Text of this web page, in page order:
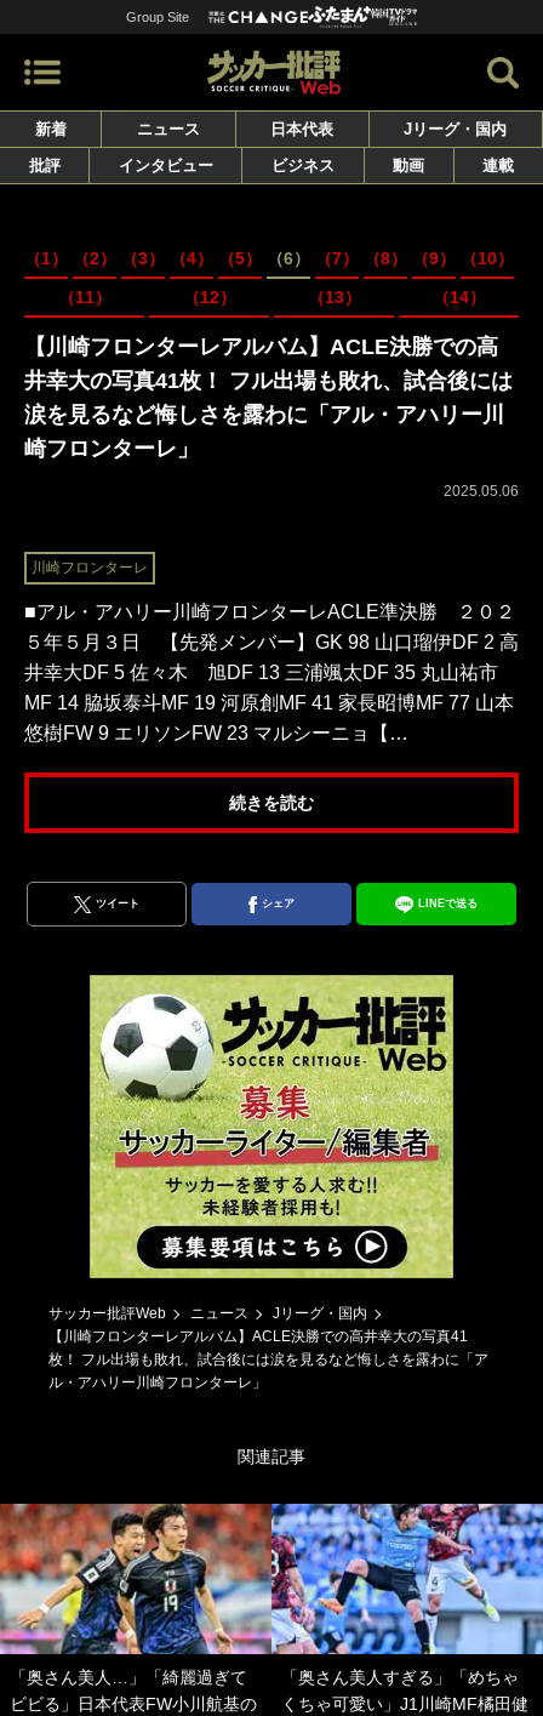
Group Site
新着 ニュース 日本代表
Jリーグ・国内
批評
インタビュー ビジネス 動画 連載
（1） （2） （3） （4） （5） （6） （7） （8） （9）
（10）
（11）
（12） （13） （14）
【川崎フロンターレアルバム】ACLE決勝での高
井幸大の写真41枚！ フル出場も敗れ、試合後には
涙を見るなど悔しさを露わに「アル・アハリー川
崎フロンターレ」
2025.05.06
川崎フロンターレ
■アル・アハリー川崎フロンターレACLE準決勝 ２０２
５年５月３日 【先発メンバー】GK 98 山口瑠伊DF 2 高
井幸大DF 5 佐々木 旭DF 13 三浦颯太DF 35 丸山祐市
MF 14 脇坂泰斗MF 19 河原創MF 41 家長昭博MF 77 山本
悠樹FW 9 エリソンFW 23 マルシーニョ【…
続きを読む
ツイート シェア LINEで送る
サッカー批評Web ニュース
Jリーグ・国内
【川崎フロンターレアルバム】ACLE決勝での高井幸大の写真41
枚！ フル出場も敗れ、試合後には涙を見るなど悔しさを露わに「ア
ル・アハリー川崎フロンターレ」
関連記事
「奥さん美人…」「綺麗過ぎて
ビビる」日本代表FW小川航基の
「奥さん美人すぎる」「めちゃ
くちゃ可愛い」J1川崎MF橘田健